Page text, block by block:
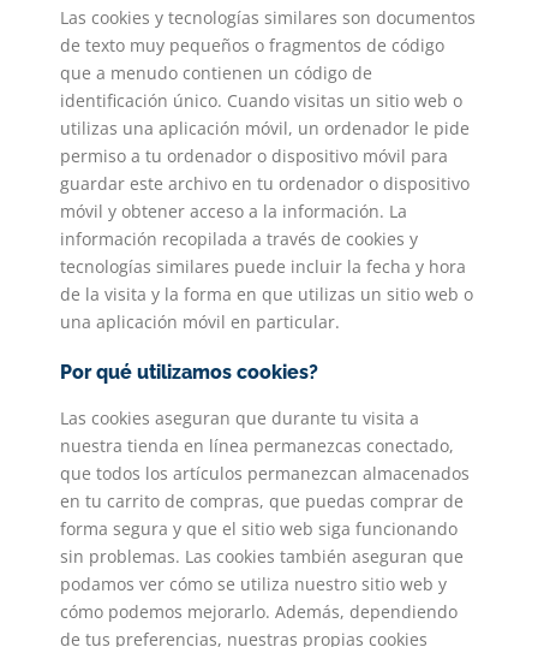
Las cookies y tecnologías similares son documentos
de texto muy pequeños o fragmentos de código
que a menudo contienen un código de
identificación único. Cuando visitas un sitio web o
utilizas una aplicación móvil, un ordenador le pide
permiso a tu ordenador o dispositivo móvil para
guardar este archivo en tu ordenador o dispositivo
móvil y obtener acceso a la información. La
información recopilada a través de cookies y
tecnologías similares puede incluir la fecha y hora
de la visita y la forma en que utilizas un sitio web o
una aplicación móvil en particular.
Por qué utilizamos cookies?
Las cookies aseguran que durante tu visita a
nuestra tienda en línea permanezcas conectado,
que todos los artículos permanezcan almacenados
en tu carrito de compras, que puedas comprar de
forma segura y que el sitio web siga funcionando
sin problemas. Las cookies también aseguran que
podamos ver cómo se utiliza nuestro sitio web y
cómo podemos mejorarlo. Además, dependiendo
de tus preferencias, nuestras propias cookies